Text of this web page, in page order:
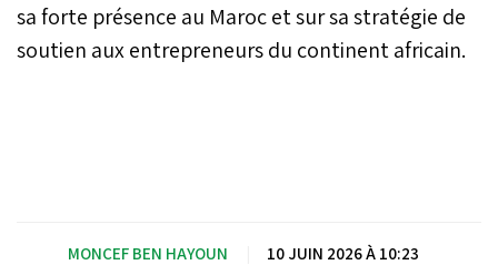
sa forte présence au Maroc et sur sa stratégie de
soutien aux entrepreneurs du continent africain.
MONCEF BEN HAYOUN 10 JUIN 2026 À 10:23